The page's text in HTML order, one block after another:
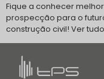
Fique a conhecer
prospecção para o
construção civil! Ver